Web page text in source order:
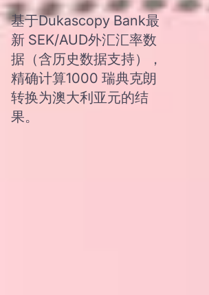
基于Dukascopy Bank最
新 SEK/AUD外汇汇率数
据（含历史数据支持），
精确计算1000 瑞典克朗
转换为澳大利亚元的结
果。